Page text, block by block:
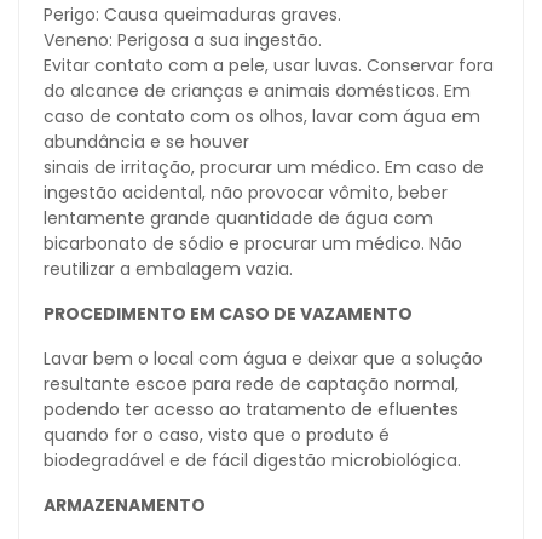
Perigo: Causa queimaduras graves.
Veneno: Perigosa a sua ingestão.
Evitar contato com a pele, usar luvas. Conservar fora
do alcance de crianças e animais domésticos. Em
caso de contato com os olhos, lavar com água em
abundância e se houver
sinais de irritação, procurar um médico. Em caso de
ingestão acidental, não provocar vômito, beber
lentamente grande quantidade de água com
bicarbonato de sódio e procurar um médico. Não
reutilizar a embalagem vazia.
PROCEDIMENTO EM CASO DE VAZAMENTO
Lavar bem o local com água e deixar que a solução
resultante escoe para rede de captação normal,
podendo ter acesso ao tratamento de efluentes
quando for o caso, visto que o produto é
biodegradável e de fácil digestão microbiológica.
ARMAZENAMENTO